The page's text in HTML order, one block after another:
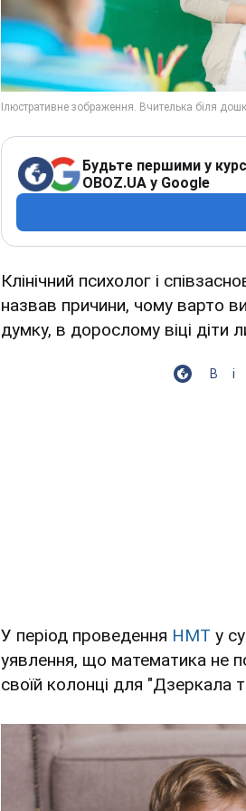
Будьте першими у
OBOZ.UA у Google
Клінічний психолог і
назвав причини, чому варто
думку, в дорослому віці діти
У період проведення НМТ у
уявлення, що математика не
своїй колонці для "Дзеркала